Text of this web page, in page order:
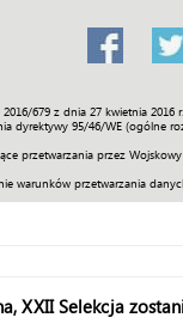
679 z dnia 27 kwietnia
dyrektywy 95/46/WE (ogólne
przetwarzania przez
warunków przetwarzania
Społeczność Sport
XXII Selekcja